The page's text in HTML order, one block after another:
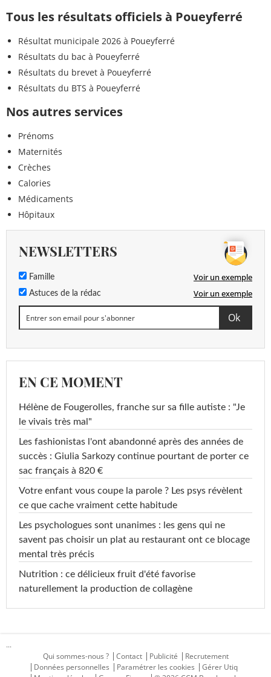
Tous les résultats officiels à Poueyferré
Résultat municipale 2026 à Poueyferré
Résultats du bac à Poueyferré
Résultats du brevet à Poueyferré
Résultats du BTS à Poueyferré
Nos autres services
Prénoms
Maternités
Crèches
Calories
Médicaments
Hôpitaux
NEWSLETTERS
Famille Voir un exemple
Astuces de la rédac Voir un exemple
EN CE MOMENT
Hélène de Fougerolles, franche sur sa fille autiste : "Je
le vivais très mal"
Les fashionistas l'ont abandonné après des années de
succès : Giulia Sarkozy continue pourtant de porter ce
sac français à 820 €
Votre enfant vous coupe la parole ? Les psys révèlent
ce que cache vraiment cette habitude
Les psychologues sont unanimes : les gens qui ne
savent pas choisir un plat au restaurant ont ce blocage
mental très précis
Nutrition : ce délicieux fruit d'été favorise
naturellement la production de collagène
...
Qui sommes-nous ?
Contact Publicité
Recrutement
Données personnelles
Paramétrer les cookies
Gérer Utiq